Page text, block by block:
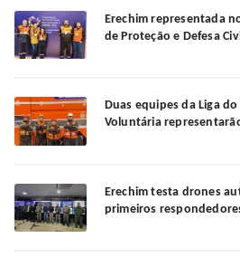
Erechim representada
de Proteção e Defesa
Duas equipes da Liga
Voluntária
Erechim testa drones
primeiros